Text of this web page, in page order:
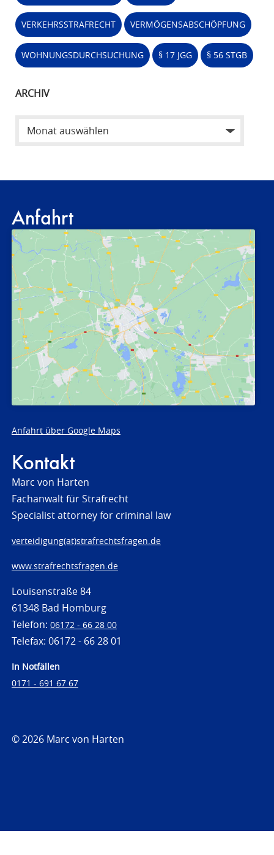
VERKEHRSSTRAFRECHT VERMÖGENSABSCHÖPFUNG
WOHNUNGSDURCHSUCHUNG § 17 JGG § 56 STGB
ARCHIV
Anfahrt
Anfahrt über Google Maps
Kontakt
Marc von Harten
Fachanwalt für Strafrecht
Specialist attorney for criminal law
verteidigung(at)strafrechtsfragen.de
www.strafrechtsfragen.de
Louisenstraße 84
61348 Bad Homburg
Telefon: 06172 - 66 28 00
Telefax: 06172 - 66 28 01
In Notfällen
0171 - 691 67 67
© 2026 Marc von Harten